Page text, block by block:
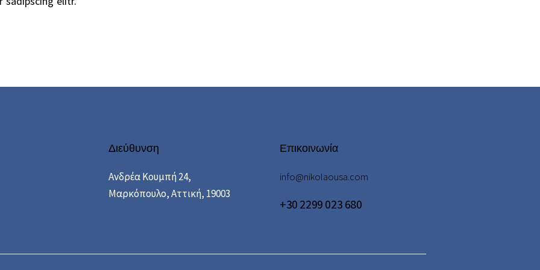
Διεύθυνση
Ανδρέα Κουμπή 24,
Μαρκόπουλο, Αττική, 19003
Επικοινωνία
info@nikolaousa.com
+30 2299 023 680